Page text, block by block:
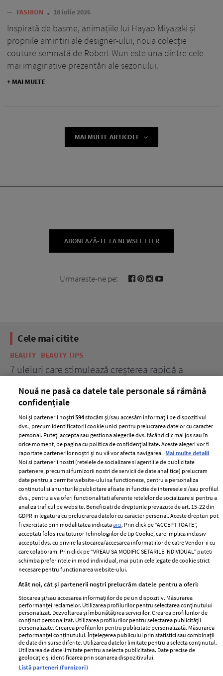
— FASHION 18 iulie 2026
Inspirată de basme, animațiile lui Hayao Miyazaki și
propriile amintiri ale designer-ului, noua colecție
couture semnată de Robert Wun este una dintre cele
mai imaginative prezentări ale sezonului.
+ MAI MULTE
MAI MULTE ARTICOLE
ABONEAZĂ-TE LA NEWSLETTER
Urmareste-ne pe:
Cele mai citite
BEAUTY BEAUTY TIPS
7 uleiuri care stimulează creșterea rapidă a
ELLE Style Awards
2024
Despre ELLE
Romania
Contact
Abonamente
Termeni si conditii
Politica de
confidențialitate
Politica de cookies
Publicitate
GSP
Unica
Baby
Retete
femei
Viva
Avantaje
Retete practice
Pariază responsabil! Decizia ONJN nr. 821/25.09.2025.
Jocurile de noroc sunt interzise minorilor.
Nouă ne pasă ca datele tale personale să rămână
confidențiale
Noi și partenerii noștri594stocăm și/sau accesăm informații pe dispozitivul
dvs., precum identificatorii cookie unici pentru prelucrarea datelor cu caracter
personal. Puteți accepta sau gestiona alegerile dvs. făcând clic mai jos sau în
orice moment, pe pagina cu politica de confidențialitate. Aceste alegeri vor fi
raportate partenerilor noștri și nu vă vor afecta navigarea. Mai multe detalii
Noi si partenerii nostri (retelele de socializare si agentiile de publicitate
partenere, precum si furnizorii nostri de servicii de date analitice) prelucram
date pentru a permite website-ului sa functioneze, pentru a personaliza
continutul si anunturile publicitare afisate in functie de interesele si/sau profilul
dvs., pentru a va oferi functionalitati aferente retelelor de socializare si pentru a
analiza traficul pe website. Beneficiati de drepturile prevazute de art. 15-22 din
GDPR in legatura cu prelucrarea datelor cu caracter personal. Aceste drepturi pot
fi exercitate prin modalitatea indicataaici. Prin click pe “ACCEPT TOATE”,
acceptati folosirea tuturor Tehnologiilor de tip Cookie, care implica inclusiv
acceptul dvs. cu privire la stocarea/accesarea informatiilor de catre Vendor-ii cu
care colaboram. Prin click pe “VREAU SA MODIFIC SETARILE INDIVIDUAL” puteti
schimba preferintele in mod individual, mai putin cele legate de cookie strict
necesare pentru functionarea website-ului.
Atât noi, cât și partenerii noștri prelucrăm datele pentru a oferi:
Stocarea și/sau accesarea informațiilor de pe un dispozitiv. Măsurarea
performanței reclamelor. Utilizarea profilurilor pentru selectarea conținutului
personalizat. Dezvoltarea și îmbunătățirea serviciilor. Crearea profilurilor de
conținut personalizat. Utilizarea profilurilor pentru selectarea publicității
personalizate. Crearea profilurilor pentru publicitate personalizată. Măsurarea
performanței conținutului. Înțelegerea publicului prin statistici sau combinații
de date din surse diferite. Utilizarea datelor limitate pentru a selecta conținutul.
Utilizarea de date limitate pentru a selecta publicitatea. Date precise de
geolocație și identificarea prin scanarea dispozitivului.
Listă parteneri (furnizori)